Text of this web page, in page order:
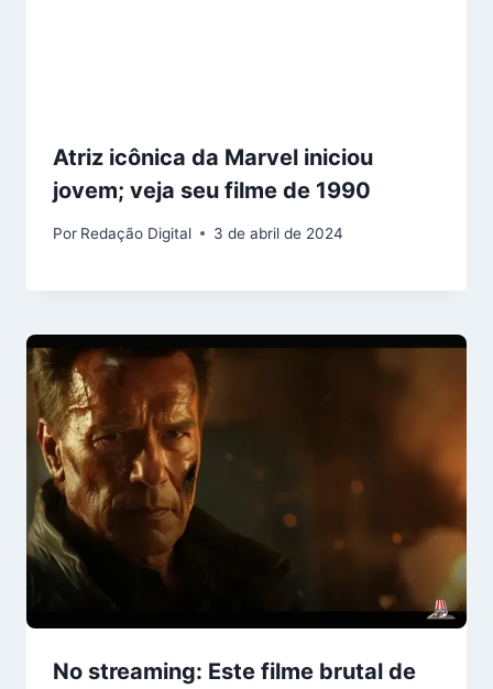
Atriz icônica da Marvel iniciou
jovem; veja seu filme de 1990
Por Redação Digital 3 de abril de 2024
No streaming: Este filme brutal de